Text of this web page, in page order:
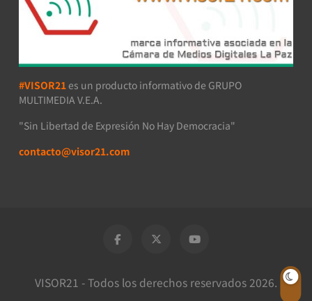
#VISOR21 es un producto informativo de GRUPO
MULTIMEDIA V.E.A.
"Sin Libertad de Expresión No Hay Democracia"
contacto@visor21.com
VISOR21 - Todos los derechos reservados 2026.